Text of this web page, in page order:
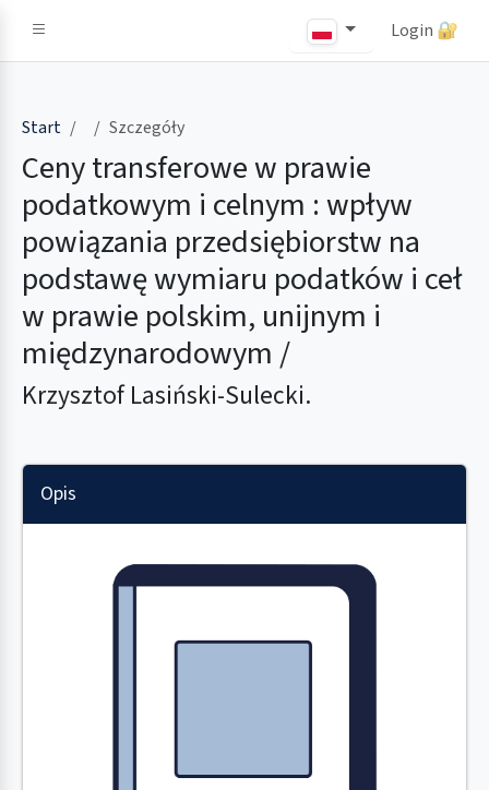
Login 🔐
Strona Główna
Start Szczegóły
Ceny transferowe w prawie
podatkowym i celnym : wpływ
powiązania przedsiębiorstw na
podstawę wymiaru podatków i ceł
w prawie polskim, unijnym i
międzynarodowym /
Krzysztof Lasiński-Sulecki.
Opis